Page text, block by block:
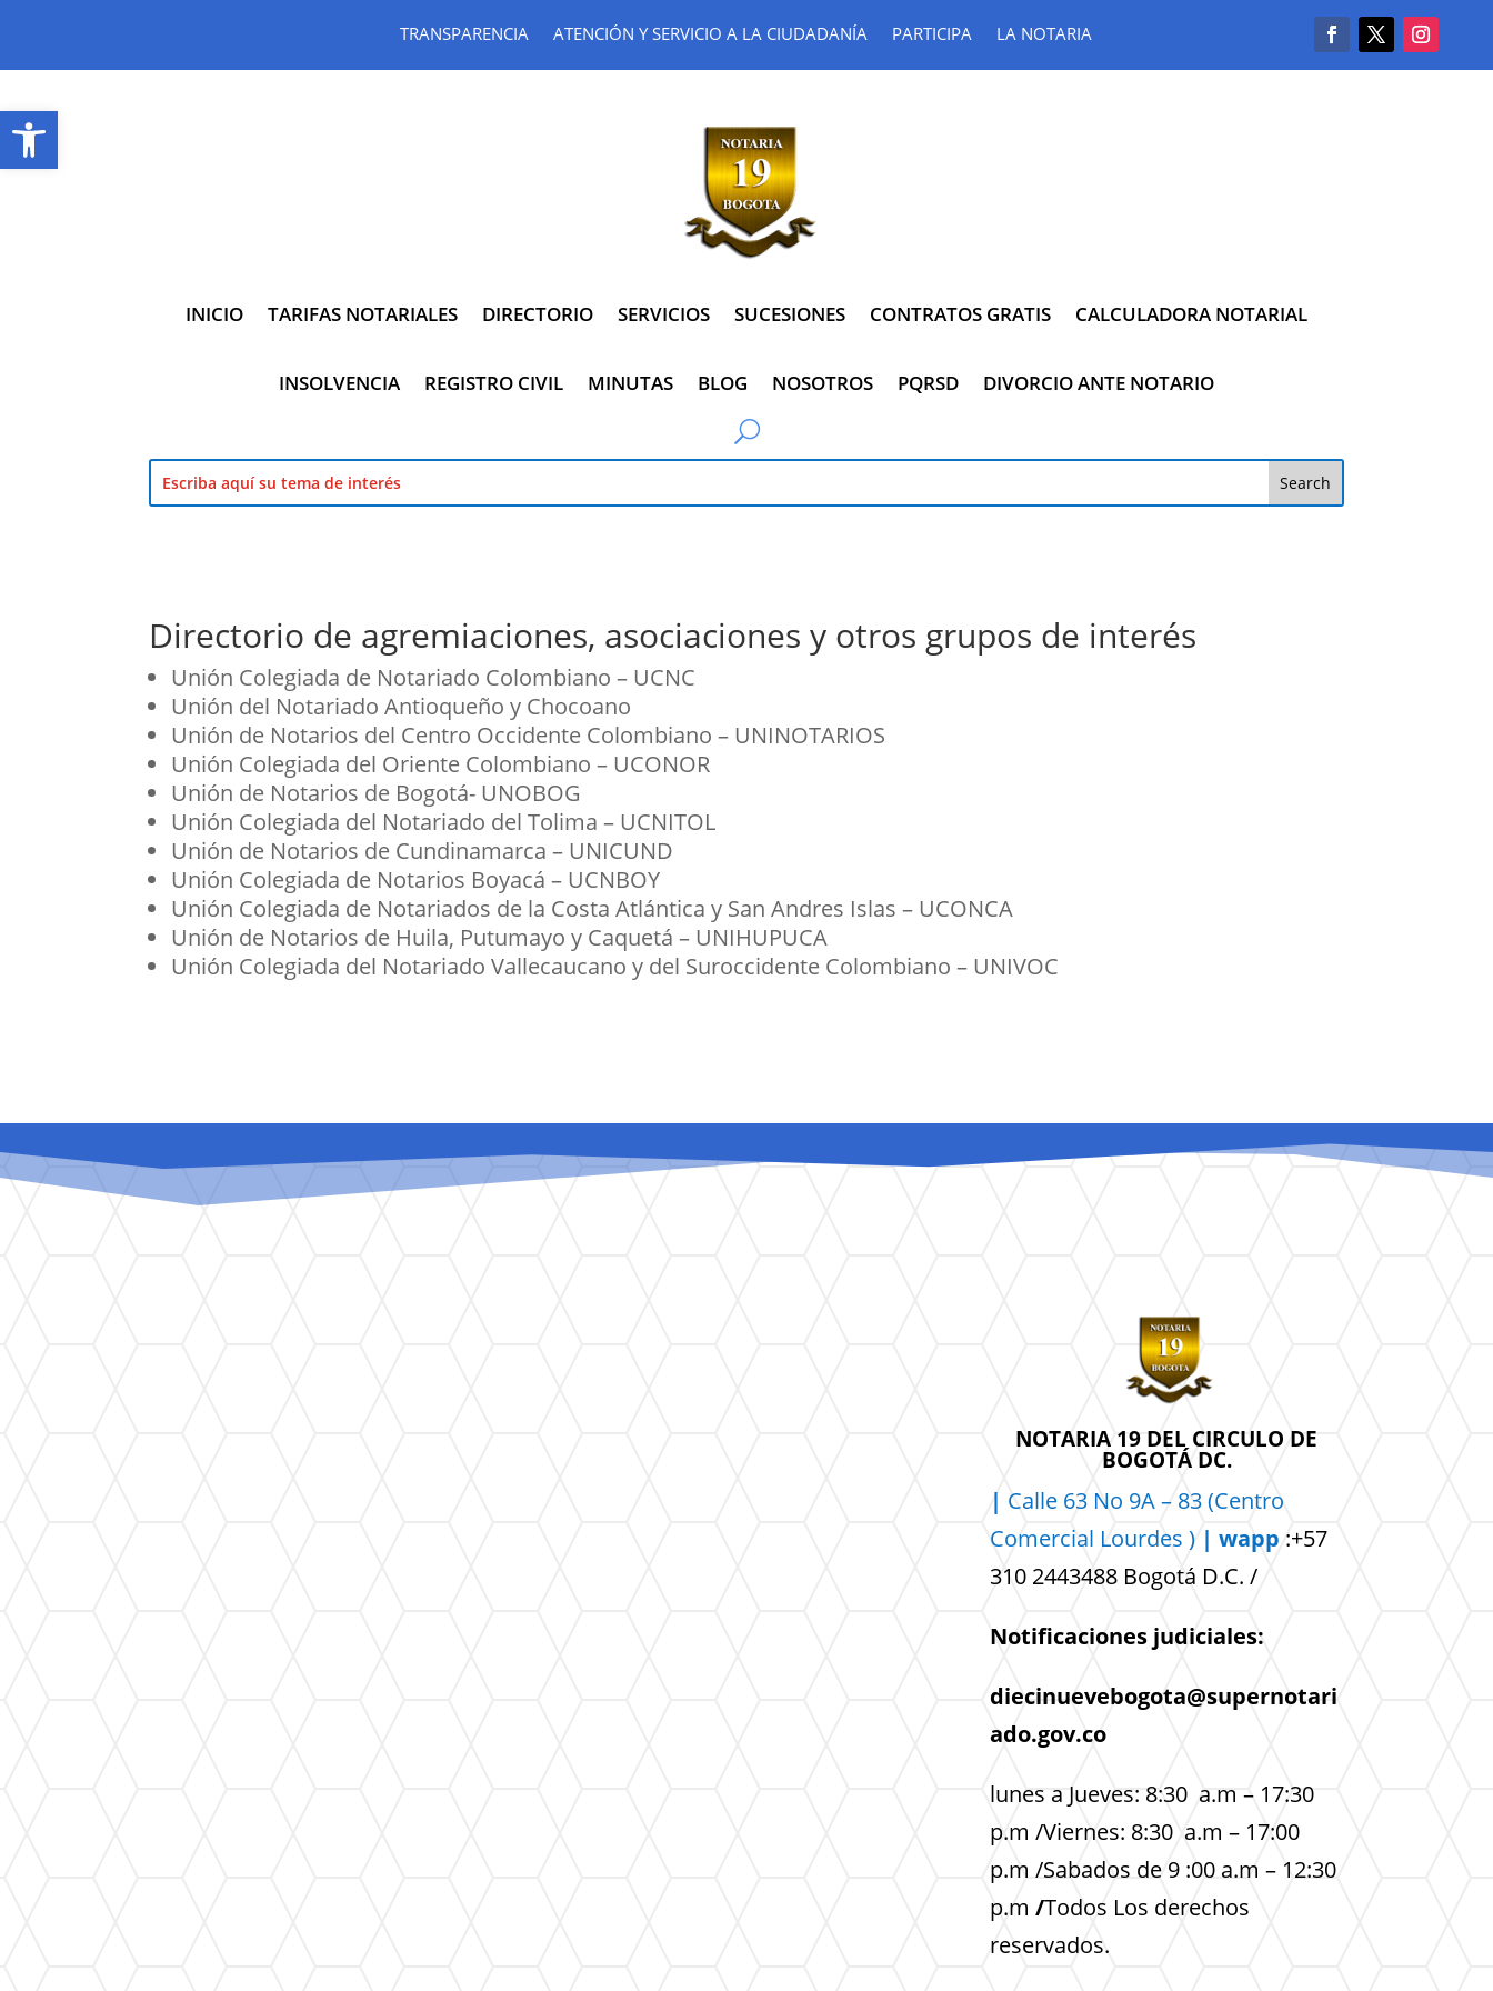
Abrir barra de herramientas
TRANSPARENCIA ATENCIÓN Y SERVICIO A LA CIUDADANÍA PARTICIPA LA NOTARIA
INICIO TARIFAS NOTARIALES DIRECTORIO SERVICIOS SUCESIONES CONTRATOS GRATIS CALCULADORA NOTARIAL
INSOLVENCIA REGISTRO CIVIL MINUTAS BLOG NOSOTROS PQRSD DIVORCIO ANTE NOTARIO
Directorio de agremiaciones, asociaciones y otros grupos de interés
Unión Colegiada de Notariado Colombiano – UCNC
Unión del Notariado Antioqueño y Chocoano
Unión de Notarios del Centro Occidente Colombiano – UNINOTARIOS
Unión Colegiada del Oriente Colombiano – UCONOR
Unión de Notarios de Bogotá- UNOBOG
Unión Colegiada del Notariado del Tolima – UCNITOL
Unión de Notarios de Cundinamarca – UNICUND
Unión Colegiada de Notarios Boyacá – UCNBOY
Unión Colegiada de Notariados de la Costa Atlántica y San Andres Islas – UCONCA
Unión de Notarios de Huila, Putumayo y Caquetá – UNIHUPUCA
Unión Colegiada del Notariado Vallecaucano y del Suroccidente Colombiano – UNIVOC
NOTARIA 19 DEL CIRCULO DE
BOGOTÁ DC.
| Calle 63 No 9A – 83 (Centro
Comercial Lourdes ) | wapp :+57
310 2443488 Bogotá D.C. /
Notificaciones judiciales:
diecinuevebogota@supernotari
ado.gov.co
lunes a Jueves: 8:30 a.m – 17:30
p.m /Viernes: 8:30 a.m – 17:00
p.m /Sabados de 9 :00 a.m – 12:30
p.m /Todos Los derechos
reservados.